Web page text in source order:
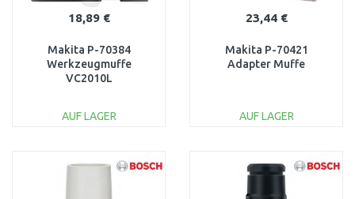
18,89 €
Makita P-70384
Werkzeugmuffe
VC2010L
AUF LAGER
23,44 €
Makita P-70421
Adapter Muffe
AUF LAGER
Vergleichen